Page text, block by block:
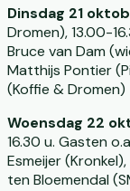
Dinsdag 21
Dromen), 13.00-
Bruce van Dam
Matthijs Pontier
(Koffie & Dromen)
Woensdag 22
16.30 u. Gasten
Esmeijer
ten Bloemendal